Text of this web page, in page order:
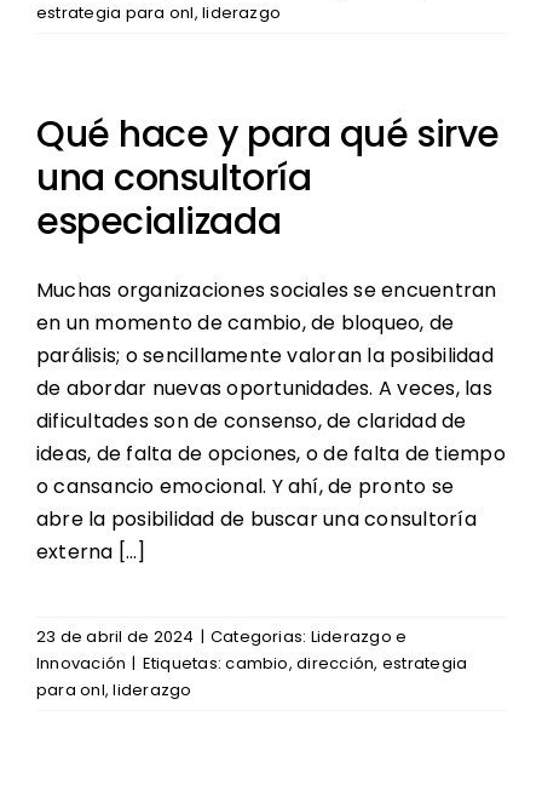
estrategia para onl,liderazgo
Qué hace y para qué sirve
una consultoría
especializada
Muchas organizaciones sociales se encuentran
en un momento de cambio, de bloqueo, de
parálisis; o sencillamente valoran la posibilidad
de abordar nuevas oportunidades. A veces, las
dificultades son de consenso, de claridad de
ideas, de falta de opciones, o de falta de tiempo
o cansancio emocional. Y ahí, de pronto se
abre la posibilidad de buscar una consultoría
externa […]
23 de abril de 2024 | Categorias: Liderazgo e
Innovación | Etiquetas:cambio,dirección, estrategia
para onl,liderazgo